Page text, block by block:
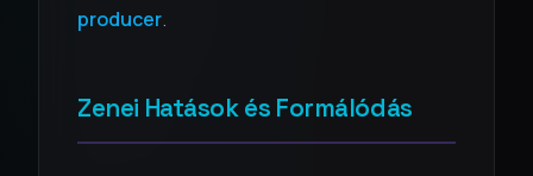
producer.
Zenei Hatások és Formálódás